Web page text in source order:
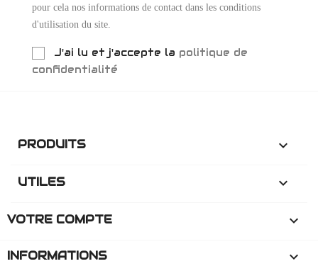
pour cela nos informations de contact dans les conditions
d'utilisation du site.
J'ai lu et j'accepte la politique de
confidentialité
PRODUITS 
UTILES 
VOTRE COMPTE 
INFORMATIONS keyboard_arrow_down